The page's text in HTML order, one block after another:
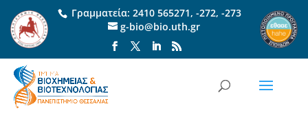
Γραμματεία: 2410 565271, -272, -273
g-bio@bio.uth.gr